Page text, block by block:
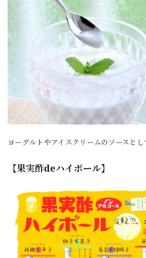
ヨーグルトやアイスクリームのソースとし
【果実酢deハイボール】